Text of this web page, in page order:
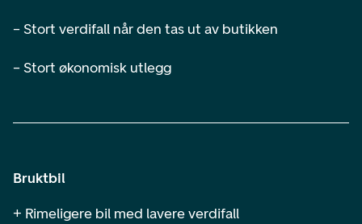
– Stort verdifall når den tas ut av butikken
– Stort økonomisk utlegg
Bruktbil
+ Rimeligere bil med lavere verdifall